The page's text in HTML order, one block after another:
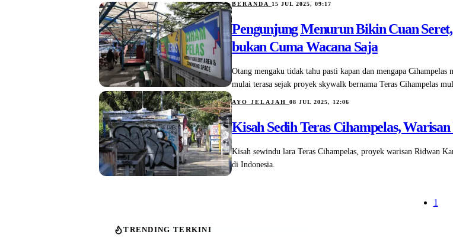
BERANDA 15 JUL 2025, 09:17
Pengunjung Menurun Bikin Cuan
bukan Cuma Wacana Saja
Otang mengaku tidak tahu pasti kapan dan mengapa
mulai terasa sejak proyek skywalk bernama Teras Cihampelas
AYO JELAJAH08 JUL 2025, 12:06
Kisah Sedih Teras Cihampelas,
Kisah sewindu lara Teras Cihampelas, proyek warisan Ridwan
di Indonesia.
1
TRENDING TERKINI